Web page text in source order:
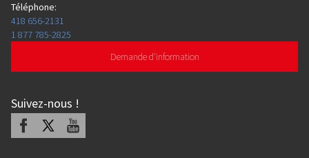
Téléphone:
418 656-2131
1 877 785-2825
Demande d'information
Suivez-nous !
Facebook Youtube